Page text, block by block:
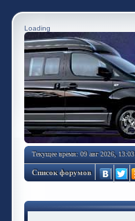
Loading
Текущее время: 09 авг 2026, 13:03
Список форумов